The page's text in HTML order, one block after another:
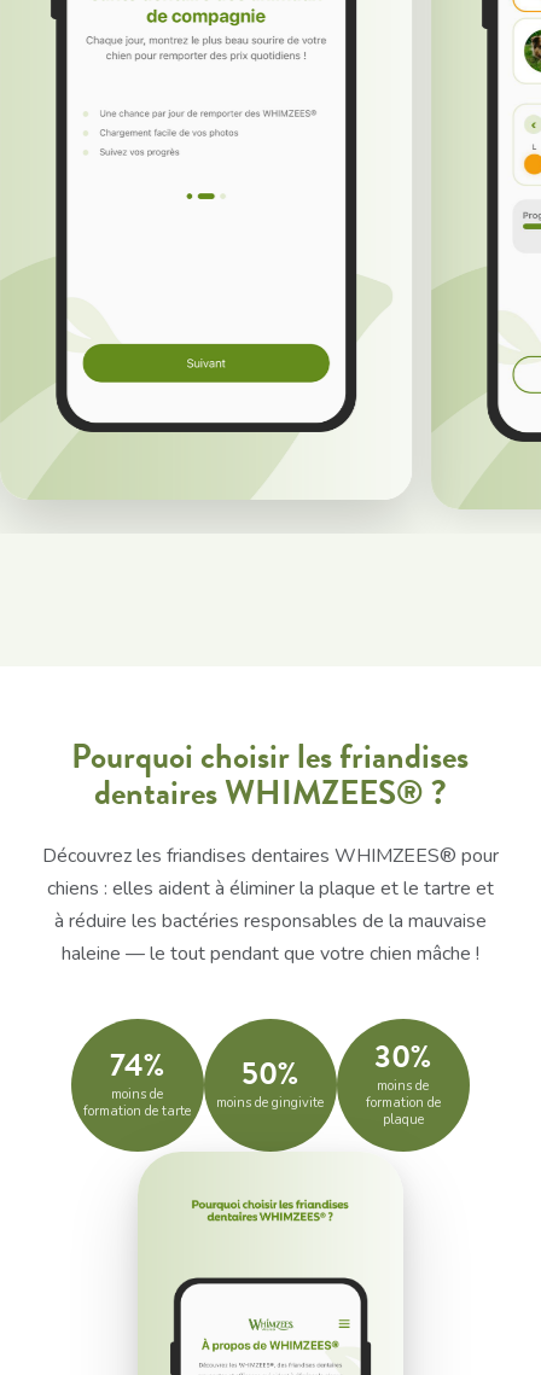
Pourquoi choisir les friandises
dentaires WHIMZEES® ?
Découvrez les friandises dentaires WHIMZEES® pour
chiens : elles aident à éliminer la plaque et le tartre et
à réduire les bactéries responsables de la mauvaise
haleine — le tout pendant que votre chien mâche !
74%
moins de
formation de tarte
50%
moins de gingivite
30%
moins de
formation de
plaque